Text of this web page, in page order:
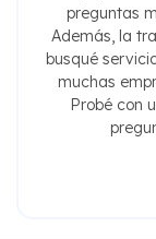
preguntas
Además, la
busqué
muchas
Probé con